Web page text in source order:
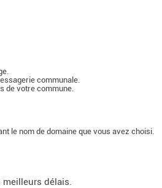
communale.
de votre commune.
le nom de domaine que vous avez choisi.
délais.